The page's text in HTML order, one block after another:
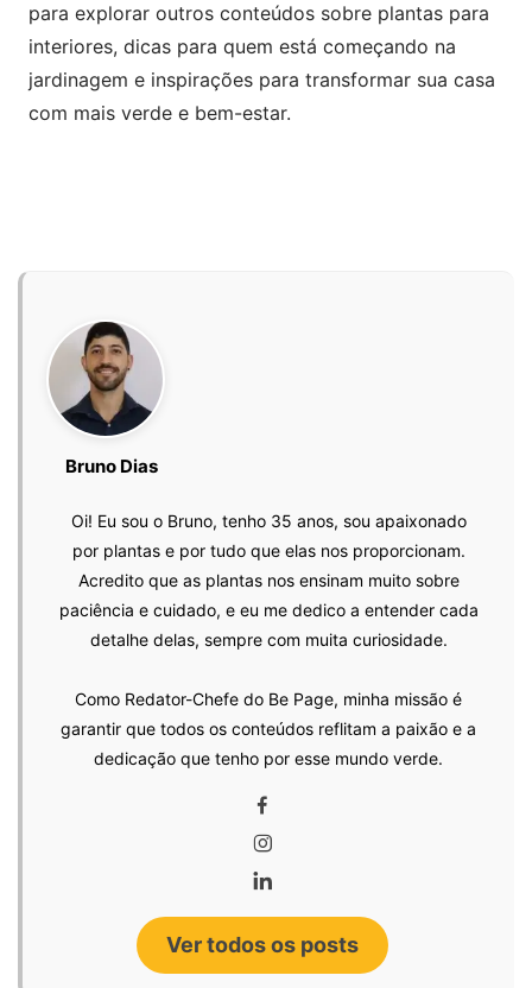
para explorar outros conteúdos sobre plantas para
interiores, dicas para quem está começando na
jardinagem e inspirações para transformar sua casa
com mais verde e bem-estar.
Bruno Dias
Oi! Eu sou o Bruno, tenho 35 anos, sou apaixonado
por plantas e por tudo que elas nos proporcionam.
Acredito que as plantas nos ensinam muito sobre
paciência e cuidado, e eu me dedico a entender cada
detalhe delas, sempre com muita curiosidade.
Como Redator-Chefe do Be Page, minha missão é
garantir que todos os conteúdos reflitam a paixão e a
dedicação que tenho por esse mundo verde.
Ver todos os posts